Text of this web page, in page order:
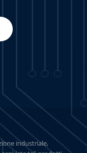
industriale,